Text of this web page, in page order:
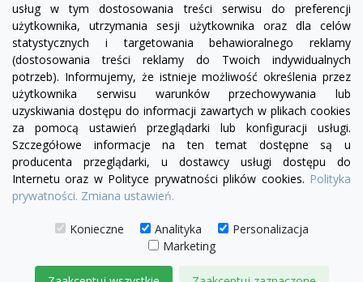
FacebookYouTubePinterest
usług w tym dostosowania treści serwisu do preferencji
użytkownika, utrzymania sesji użytkownika oraz dla celów
statystycznych i targetowania behawioralnego reklamy
(dostosowania treści reklamy do Twoich indywidualnych
potrzeb). Informujemy, że istnieje możliwość określenia przez
użytkownika serwisu warunków przechowywania lub
uzyskiwania dostępu do informacji zawartych w plikach cookies
za pomocą ustawień przeglądarki lub konfiguracji usługi.
Szczegółowe informacje na ten temat dostępne są u
producenta przeglądarki, u dostawcy usługi dostępu do
Internetu oraz w Polityce prywatności plików cookies. Polityka
prywatności. Zmiana ustawień.
Konieczne Analityka
Personalizacja
Marketing
PRODUKTY

INFORMACJE
